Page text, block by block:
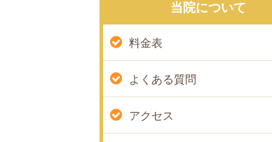
当院について
料金表
よくある質問
アクセス